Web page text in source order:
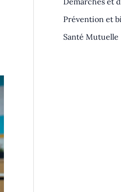
Prévention et
Santé Mutuelle